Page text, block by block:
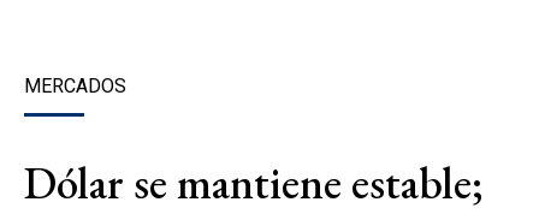
MERCADOS
Dólar se mantiene estable;